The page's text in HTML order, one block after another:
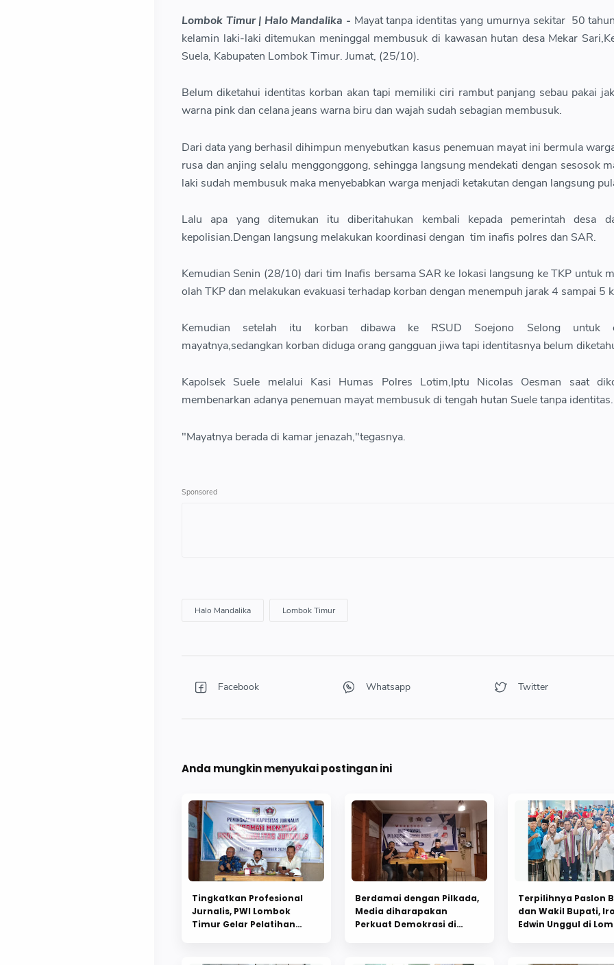
Lombok Timur | Halo Mandalika - Mayat tanpa identitas yang umurnya sekitar 50
kelamin laki-laki ditemukan meninggal membusuk di kawasan hutan desa Mekar
Suela, Kabupaten Lombok Timur. Jumat, (25/10).
Belum diketahui identitas korban akan tapi memiliki ciri rambut panjang sebau pakai
warna pink dan celana jeans warna biru dan wajah sudah sebagian membusuk.
Dari data yang berhasil dihimpun menyebutkan kasus penemuan mayat ini bermula
rusa dan anjing selalu menggonggong, sehingga langsung mendekati dengan sesosok
laki sudah membusuk maka menyebabkan warga menjadi ketakutan dengan langsung
Lalu apa yang ditemukan itu diberitahukan kembali kepada pemerintah desa
kepolisian.Dengan langsung melakukan koordinasi dengan tim inafis polres dan SAR.
Kemudian Senin (28/10) dari tim Inafis bersama SAR ke lokasi langsung ke TKP untuk
olah TKP dan melakukan evakuasi terhadap korban dengan menempuh jarak 4 sampai 5
Kemudian setelah itu korban dibawa ke RSUD Soejono Selong untuk
mayatnya,sedangkan korban diduga orang gangguan jiwa tapi identitasnya belum
Kapolsek Suele melalui Kasi Humas Polres Lotim,Iptu Nicolas Oesman saat
membenarkan adanya penemuan mayat membusuk di tengah hutan Suele tanpa identitas.
"Mayatnya berada di kamar jenazah,"tegasnya.
Anda mungkin menyukai postingan ini
Tingkatkan Profesional
Jurnalis, PWI Lombok
Timur Gelar Pelatihan
Berdamai dengan Pilkada,
Media diharapakan
Perkuat Demokrasi di
Terpilihnya Paslon
dan Wakil Bupati,
Edwin Unggul di